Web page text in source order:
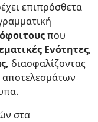
επιπρόσθετα
που
Ενότητες,
διασφαλίζοντας
στα